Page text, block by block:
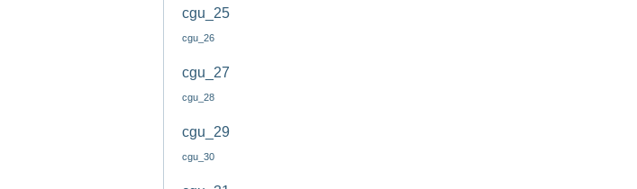
cgu_25
cgu_26
cgu_27
cgu_28
cgu_29
cgu_30